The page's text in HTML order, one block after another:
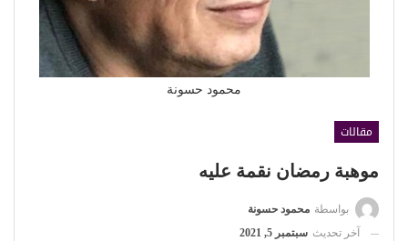
محمود حسونة
مقالات
موهبة رمضان نقمة عليه
بواسطة محمود حسونة
آخر تحديث سبتمبر 5, 2021